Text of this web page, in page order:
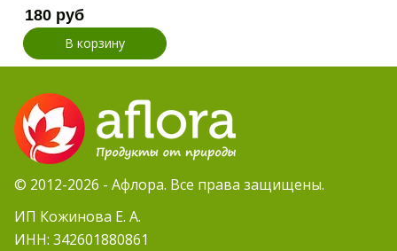
180 руб
В корзину
© 2012-2026 - Афлора. Все права защищены.
ИП Кожинова Е. А.
ИНН: 342601880861